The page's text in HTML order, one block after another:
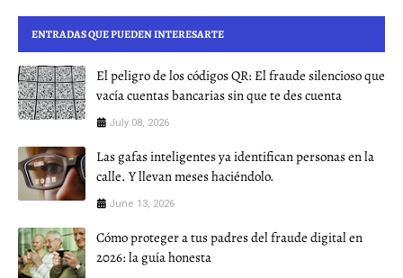
ENTRADAS QUE PUEDEN INTERESARTE
El peligro de los códigos QR: El fraude silencioso que
vacía cuentas bancarias sin que te des cuenta
July 08, 2026
Las gafas inteligentes ya identifican personas en la
calle. Y llevan meses haciéndolo.
June 13, 2026
Cómo proteger a tus padres del fraude digital en
2026: la guía honesta